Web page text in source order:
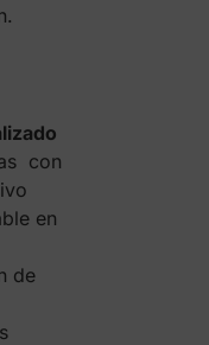
con
en
de